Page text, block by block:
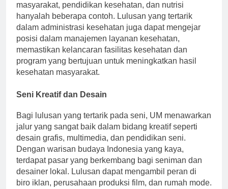
masyarakat, pendidikan kesehatan, dan nutrisi
hanyalah beberapa contoh. Lulusan yang tertarik
dalam administrasi kesehatan juga dapat mengejar
posisi dalam manajemen layanan kesehatan,
memastikan kelancaran fasilitas kesehatan dan
program yang bertujuan untuk meningkatkan hasil
kesehatan masyarakat.
Seni Kreatif dan Desain
Bagi lulusan yang tertarik pada seni, UM menawarkan
jalur yang sangat baik dalam bidang kreatif seperti
desain grafis, multimedia, dan pendidikan seni.
Dengan warisan budaya Indonesia yang kaya,
terdapat pasar yang berkembang bagi seniman dan
desainer lokal. Lulusan dapat mengambil peran di
biro iklan, perusahaan produksi film, dan rumah mode.